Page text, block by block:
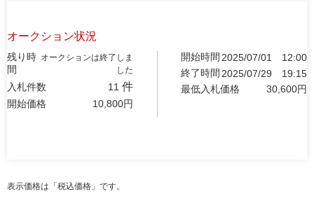
オークション状況
残り時
間
オークションは終了しま
した
入札件数 11 件
開始価格 10,800円
開始時間 2025/07/01
12:00
終了時間 2025/07/29
19:15
最低入札価格
30,600円
表示価格は「税込価格」です。